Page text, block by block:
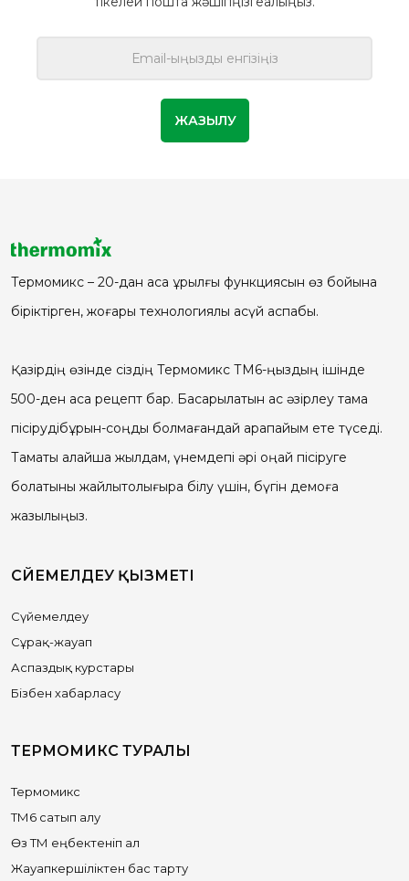
Термомикс – 20-дан аса құрылғы функциясын өз бойына
біріктірген, жоғары технологиялы асүй аспабы.
Қазірдің өзінде сіздің Термомикс ТМ6-ңыздың ішінде
500-ден аса рецепт бар. Басқарылатын ас әзірлеу тамақ
пісірудібұрын-соңды болмағандай қарапайым ете түседі.
Тамақты қалайша жылдам, үнемдепі әрі оңай пісіруге
болатыны жайлытолығырақ білу үшін, бүгін демоға
жазылыңыз.
СҮЙЕМЕЛДЕУ ҚЫЗМЕТІ
Сүйемелдеу
Сұрақ-жауап
Аспаздық курстары
Бізбен хабарласу
ТЕРМОМИКС ТУРАЛЫ
Термомикс
ТМ6 сатып алу
Өз ТМ еңбектеніп ал
Жауапкершіліктен бас тарту